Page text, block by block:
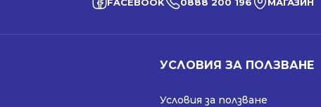
УСЛОВИЯ ЗА ПОЛЗВАНЕ
Условия за ползване